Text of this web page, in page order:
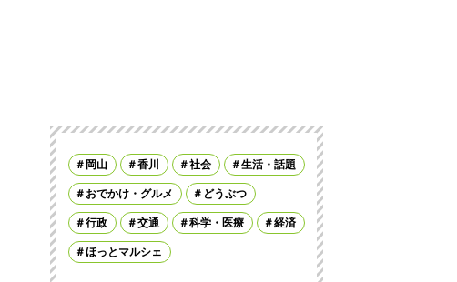
岡山 香川 社会 生活・話題
おでかけ・グルメ どうぶつ
行政 交通 科学・医療 経済
ほっとマルシェ